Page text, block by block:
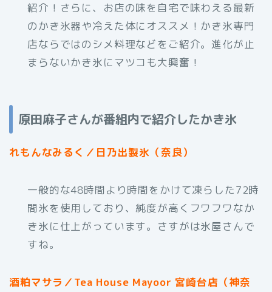
紹介！さらに、お店の味を自宅で味わえる最新
のかき氷器や冷えた体にオススメ！かき氷専門
店ならではのシメ料理などをご紹介。進化が止
まらないかき氷にマツコも大興奮！
原田麻子さんが番組内で紹介したかき氷
れもんなみるく／日乃出製氷（奈良）
一般的な48時間より時間をかけて凍らした72時
間氷を使用しており、純度が高くフワフワなか
き氷に仕上がっています。さすがは氷屋さんで
すね。
酒粕マサラ／Tea House Mayoor 宮崎台店（神奈